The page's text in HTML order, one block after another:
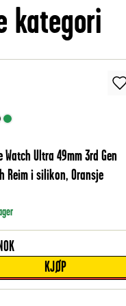
kategori
Watch Ultra 49mm 3rd Gen
Reim i silikon, Oransje
KJØP